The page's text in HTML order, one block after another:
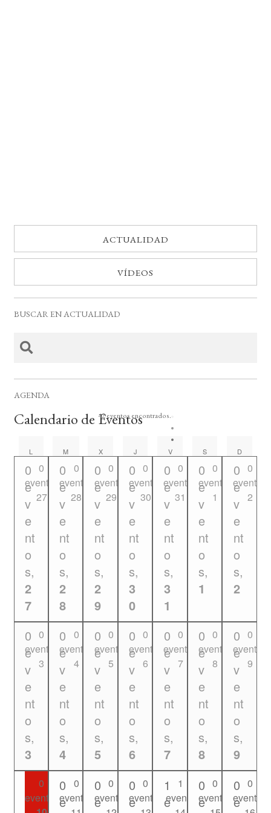
ACTUALIDAD
VÍDEOS
BUSCAR EN ACTUALIDAD
AGENDA
42 eventos encontrados.
Calendario de Eventos
L MMARTES XMIÉRCOLES
JJUEVES VVIERNES SSÁBADO D
0
eventos
27
0
e
v
e
nt
o
s,
2
7
0
eventos
28
0
e
v
e
nt
o
s,
2
8
0
eventos
29
0
e
v
e
nt
o
s,
2
9
0
eventos
30
0
e
v
e
nt
o
s,
3
0
0
eventos
31
0
e
v
e
nt
o
s,
3
1
0
eventos
1
0
e
v
e
nt
o
s,
1
0
eventos
2
0
e
v
e
nt
o
s,
2
0
eventos
3
0
e
v
e
nt
o
s,
3
0
eventos
4
0
e
v
e
nt
o
s,
4
0
eventos
5
0
e
v
e
nt
o
s,
5
0
eventos
6
0
e
v
e
nt
o
s,
6
0
eventos
7
0
e
v
e
nt
o
s,
7
0
eventos
8
0
e
v
e
nt
o
s,
8
0
eventos
9
0
e
v
e
nt
o
s,
9
0
eventos
e
0
eventos
0
e
0
eventos
0
e
0
eventos
0
e
1
evento
1
e
0
eventos
0
e
0
eventos
0
e